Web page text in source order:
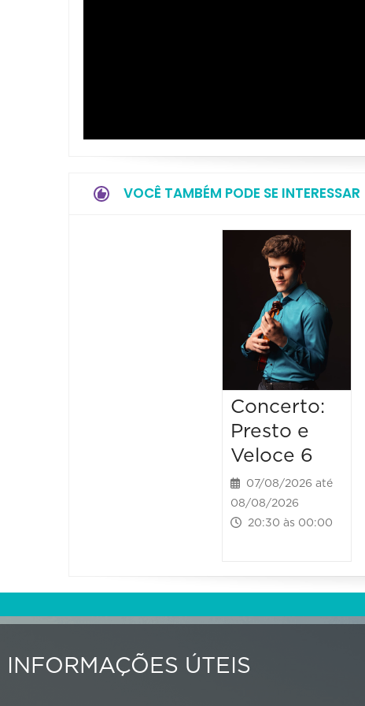
VOCÊ TAMBÉM PODE SE INTERESSAR
Concerto:
Presto e
Veloce 6
07/08/2026 até
08/08/2026
20:30 às 00:00
INFORMAÇÕES ÚTEIS